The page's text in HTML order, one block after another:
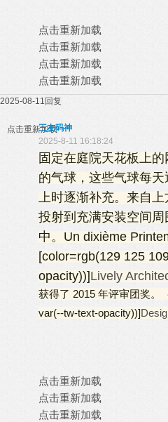
点击重新加载
点击重新加载
点击重新加载
点击重新加载
2025-08-11 回复
点击重新加载
三友码神
2025-8-11 16:18:24
固定在庭院天花板上
的气球，这些气球每
上时逐渐补充。来自
投射到充满安装空间
中。 Un dixième
[color=rgb(129 125
opacity))]Lively
获得了 2015 年评审团奖。
var(--tw-text-opacity))]
点击重新加载
点击重新加载
点击重新加载